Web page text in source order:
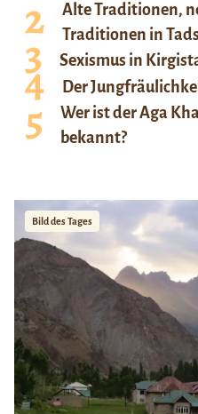
Alte Traditionen,
Traditionen in
Sexismus in
Der
Wer ist der Aga
bekannt?
Bild des Tages